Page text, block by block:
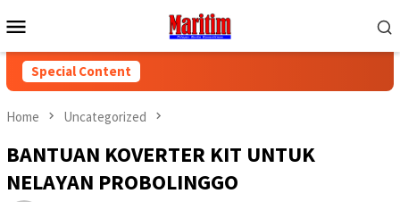
to
Menu
Special Content
Home Uncategorized
BANTUAN KOVERTER KIT UNTUK
NELAYAN PROBOLINGGO